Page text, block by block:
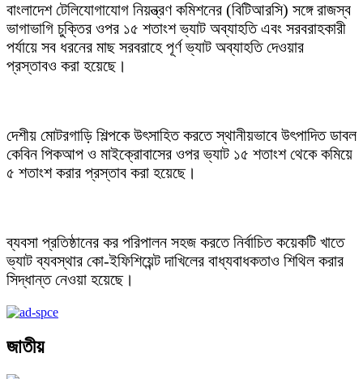
বাংলাদেশ টেলিযোগাযোগ নিয়ন্ত্রণ কমিশনের (বিটিআরসি) সঙ্গে রাজস্ব
ভাগাভাগি চুক্তির ওপর ১৫ শতাংশ ভ্যাট অব্যাহতি এবং সরবরাহকারী
পর্যায়ে সব ধরনের মাছ সরবরাহে পূর্ণ ভ্যাট অব্যাহতি দেওয়ার
প্রস্তাবও করা হয়েছে।
দেশীয় মোটরগাড়ি শিল্পকে উৎসাহিত করতে স্থানীয়ভাবে উৎপাদিত ডাবল
কেবিন পিকআপ ও মাইক্রোবাসের ওপর ভ্যাট ১৫ শতাংশ থেকে কমিয়ে
৫ শতাংশ করার প্রস্তাব করা হয়েছে।
ব্যবসা প্রতিষ্ঠানের কর পরিপালন সহজ করতে নির্বাচিত কয়েকটি খাতে
ভ্যাট ব্যবস্থার কো-ইফিশিয়েন্ট দাখিলের বাধ্যবাধকতাও শিথিল করার
সিদ্ধান্ত নেওয়া হয়েছে।
জাতীয়